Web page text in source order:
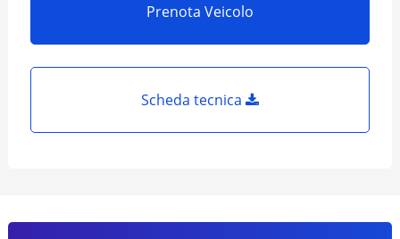
Prenota Veicolo
Scheda tecnica